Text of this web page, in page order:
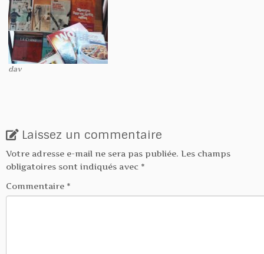
dav
Laissez un commentaire
Votre adresse e-mail ne sera pas publiée. Les champs
obligatoires sont indiqués avec *
Commentaire *